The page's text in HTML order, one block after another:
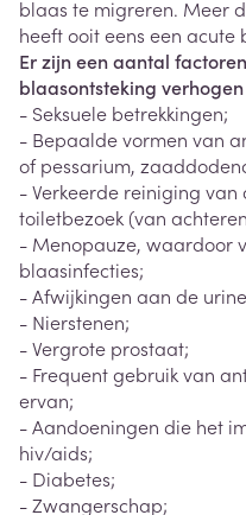
blaas te migreren. Meer
heeft ooit eens een
Er zijn een aantal
blaasontsteking
- Seksuele betrekkingen;
- Bepaalde vormen van
of pessarium,
- Verkeerde reiniging
toiletbezoek (van
- Menopauze, waardoor
blaasinfecties;
- Afwijkingen aan de
- Nierstenen;
- Vergrote prostaat;
- Frequent gebruik van
ervan;
- Aandoeningen die het
hiv/aids;
- Diabetes;
- Zwangerschap;